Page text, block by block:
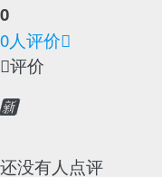
0
0人评价
评价

还没有人点评